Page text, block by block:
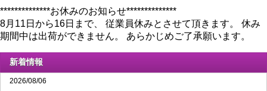
**************お休みのお知らせ**************
8月11日から16日まで、 従業員休みとさせて頂きます。 休み
期間中は出荷ができません。 あらかじめご了承願います。
新着情報
2026/08/06